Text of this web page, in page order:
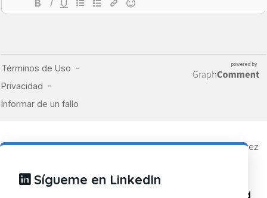
Sígueme en LinkedIn
© 2019 - 2026CosasDeDevs, un blog de Alberto Ramírez
Política de privacidad